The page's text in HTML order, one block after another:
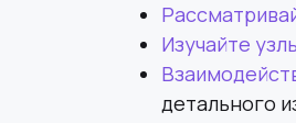
Изучайте
детального